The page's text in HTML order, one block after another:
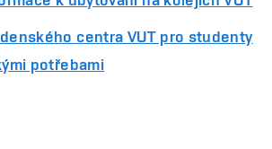
centra VUT pro studenty
potřebami